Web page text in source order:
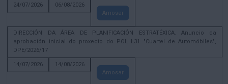
24/07/2026
06/08/2026
Amosar
DIRECCIÓN DA ÁREA DE PLANIFICACIÓN ESTRATÉXICA. Anuncio da
aprobación inicial do proxecto do POL L31 "Cuartel de Automóbiles",
DPE/2026/17
14/07/2026
14/08/2026
Amosar